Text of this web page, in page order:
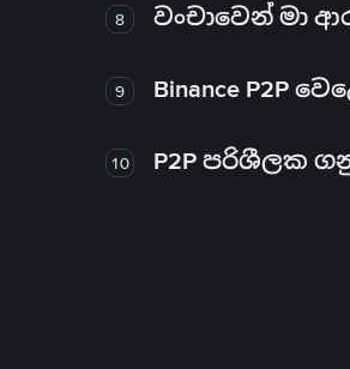
8 වංචාවෙන් මා
9 Binance P2P
10 P2P පරිශීලක